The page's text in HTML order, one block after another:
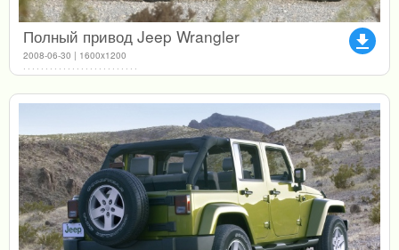
file_download
Полный привод Jeep Wrangler
2008-06-30 | 1600x1200